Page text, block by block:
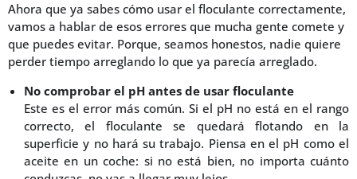
Ahora que ya sabes cómo usar el floculante correctamente,
vamos a hablar de esos errores que mucha gente comete y
que puedes evitar. Porque, seamos honestos, nadie quiere
perder tiempo arreglando lo que ya parecía arreglado.
No comprobar el pH antes de usar floculante
Este es el error más común. Si el pH no está en el rango
correcto, el floculante se quedará flotando en la
superficie y no hará su trabajo. Piensa en el pH como el
aceite en un coche: si no está bien, no importa cuánto